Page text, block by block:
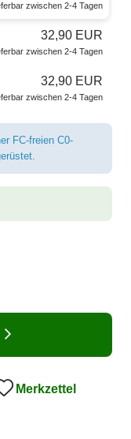
zwischen 2-4 Tagen
32,90 EUR
zwischen 2-4 Tagen
32,90 EUR
zwischen 2-4 Tagen
FC-freien C0-
Merkzettel